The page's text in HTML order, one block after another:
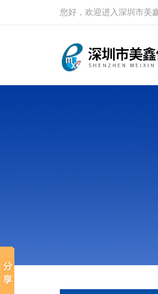
您好，欢迎进入深圳市美